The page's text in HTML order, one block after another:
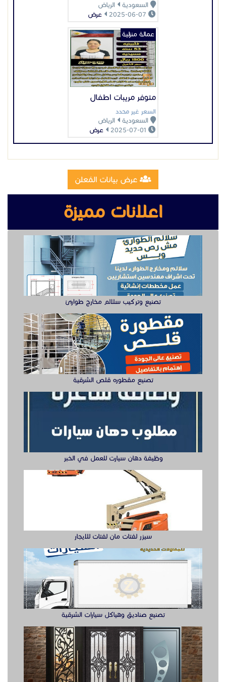
السعودية
الرياض
عرض
متوفر مريبات اطفال
السعر غير محدد
السعودية
الرياض
عرض
عمالة منزلية
عرض بيانات المُعلن
اعلانات مميزة
تصنيع وتركيب سلالم مخارج طوارئ
تصنيع مقطوره قلص الشرقية
وظيفة دهان سيارت للعمل في الخبر
سيزر لفتات مان لفتات للايجار
تصنيع صناديق وهياكل سيارات الشرقية